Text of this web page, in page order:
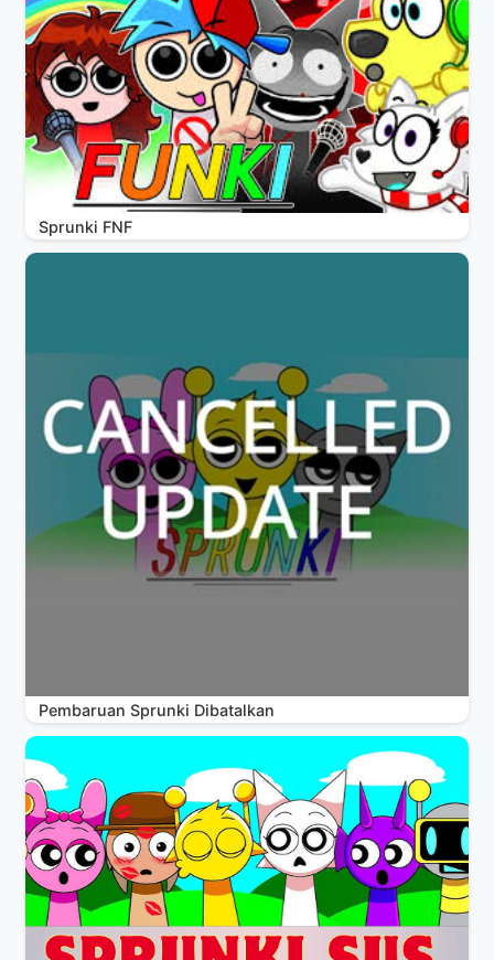
Sprunki FNF
Pembaruan Sprunki Dibatalkan